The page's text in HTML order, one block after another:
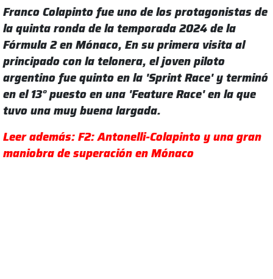
Franco Colapinto fue uno de los protagonistas de
la quinta ronda de la temporada 2024 de la
Fórmula 2 en Mónaco, En su primera visita al
principado con la telonera, el joven piloto
argentino fue quinto en la 'Sprint Race' y terminó
en el 13° puesto en una 'Feature Race' en la que
tuvo una muy buena largada.
Leer además: F2: Antonelli-Colapinto y una gran
maniobra de superación en Mónaco